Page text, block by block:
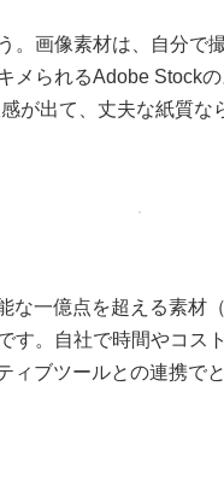
。画像素材は、自分で
メられるAdobe Stock
が出て、丈夫な紙質な
な一億点を超える素材
す。自社で時間やコス
ィブツールとの連携で